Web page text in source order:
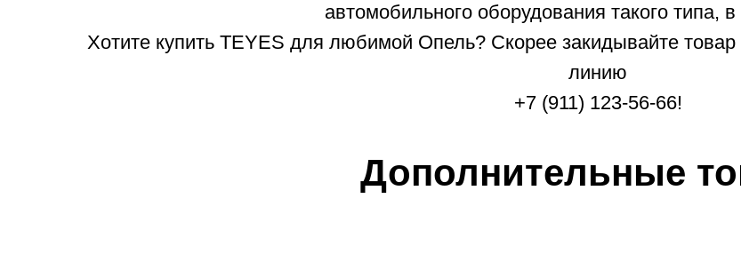
автомобильного оборудования такого типа,
Хотите купить TEYES для любимой Опель? Скорее закидывайте
линию
+7 (911) 123-56-66!
Дополнительные